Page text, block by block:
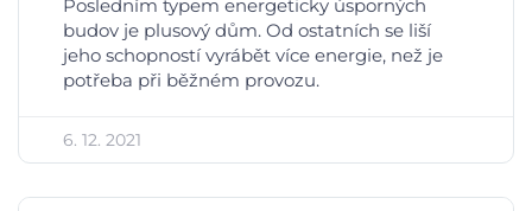
Posledním typem energeticky úsporných
budov je plusový dům. Od ostatních se liší
jeho schopností vyrábět více energie, než je
potřeba při běžném provozu.
6. 12. 2021